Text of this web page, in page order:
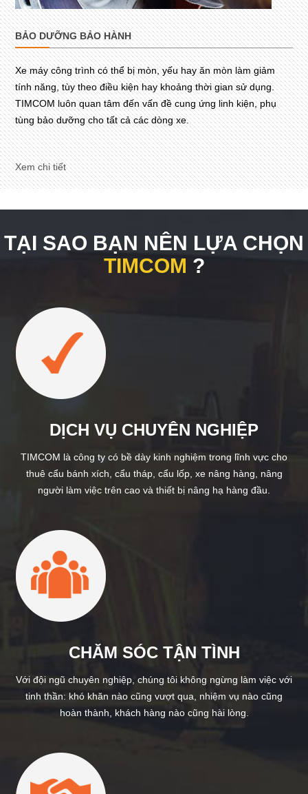
BẢO DƯỠNG BẢO HÀNH
Xe máy công trình có thể bị mòn, yếu hay ăn mòn làm giảm
tính năng, tùy theo điều kiện hay khoảng thời gian sử dụng.
TIMCOM luôn quan tâm đến vấn đề cung ứng linh kiện, phụ
tùng bảo dưỡng cho tất cả các dòng xe.
Xem chi tiết
TẠI SAO BẠN NÊN LỰA CHỌN
TIMCOM ?
DỊCH VỤ CHUYÊN NGHIỆP
TIMCOM là công ty có bề dày kinh nghiệm trong lĩnh vực cho
thuê cẩu bánh xích, cẩu tháp, cẩu lốp, xe nâng hàng, nâng
người làm việc trên cao và thiết bị nâng hạ hàng đầu.
CHĂM SÓC TẬN TÌNH
Với đội ngũ chuyên nghiệp, chúng tôi không ngừng làm việc với
tinh thần: khó khăn nào cũng vượt qua, nhiệm vụ nào cũng
hoàn thành, khách hàng nào cũng hài lòng.